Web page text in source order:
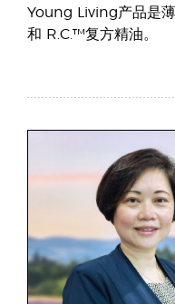
Young Living产品是
和 R.C.™复方精油。